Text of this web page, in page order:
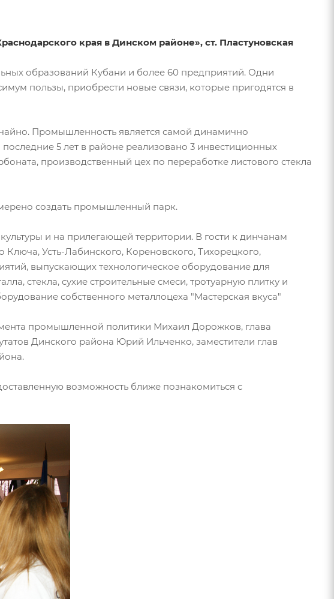
края в Динском районе», ст. Пластуновская
образований Кубани и более 60 предприятий. Одни
пользы, приобрести новые связи, которые пригодятся в
Промышленность является самой динамично
5 лет в районе реализовано 3 инвестиционных
производственный цех по переработке листового стекла
создать промышленный парк.
и на прилегающей территории. В гости к динчанам
Усть-Лабинского, Кореновского, Тихорецкого,
выпускающих технологическое оборудование для
стекла, сухие строительные смеси, тротуарную плитку и
собственного металлоцеха "Мастерская вкуса"
промышленной политики Михаил Дорожков, глава
Динского района Юрий Ильченко, заместители глав
возможность ближе познакомиться с